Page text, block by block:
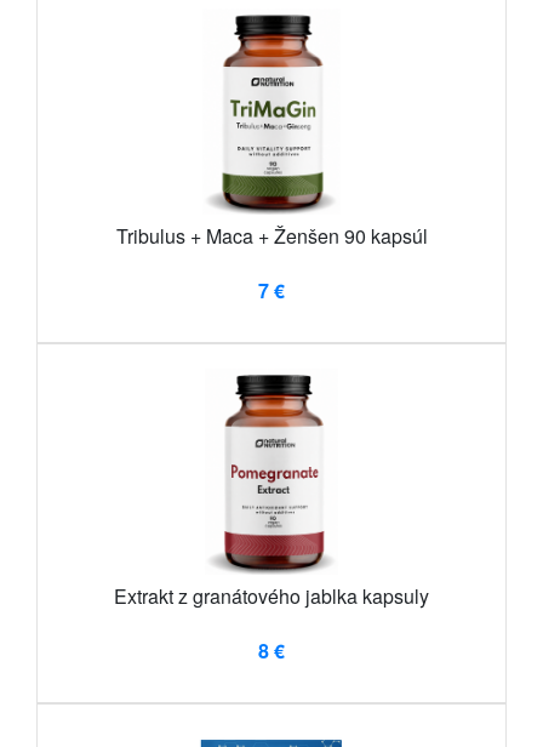
Tribulus + Maca + Ženšen 90 kapsúl
7 €
Extrakt z granátového jablka kapsuly
8 €